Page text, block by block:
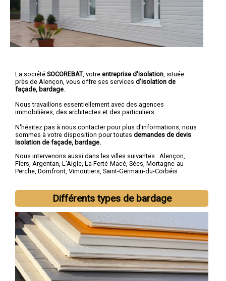
La société SOCOREBAT, votre entreprise d'isolation , située
près de Alençon, vous offre ses services d'isolation de
façade, bardage
Nous travaillons essentiellement avec des agences
immobilières, des architectes et des particuliers.
N'hésitez pas à nous contacter pour plus d'informations, nous
sommes à votre disposition pour toutes demandes de devis
Isolation de façade, bardage.
Nous intervenons aussi dans les villes suivantes : Alençon,
Flers, Argentan, L'Aigle, La Ferté-Macé, Sées, Mortagne-au-
Perche, Domfront, Vimoutiers, Saint-Germain-du-Corbéis
Différents types de bardage